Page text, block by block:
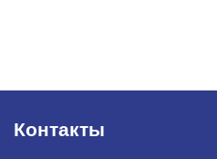
Контакты